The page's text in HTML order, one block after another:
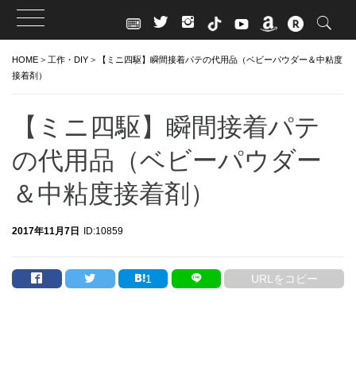
HOME > 工作・DIY >
【ミニ四駆】瞬間接着パテの代用品（ベビーパウダー＆中粘度
接着剤）
【ミニ四駆】瞬間接着パテ
の代用品（ベビーパウダー
＆中粘度接着剤）
2017年11月7日 ID:10859
1 URLをコピー